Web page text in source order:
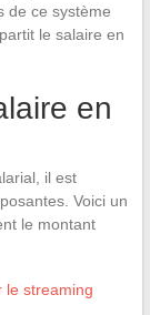
de ce système
le salaire en
en
il est
Voici un
le montant
le streaming